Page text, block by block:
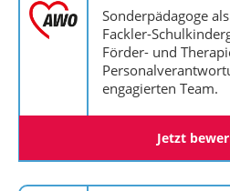
Sonderpädagoge
Fackler-
Förder- und
engagierten Team.
Jetzt